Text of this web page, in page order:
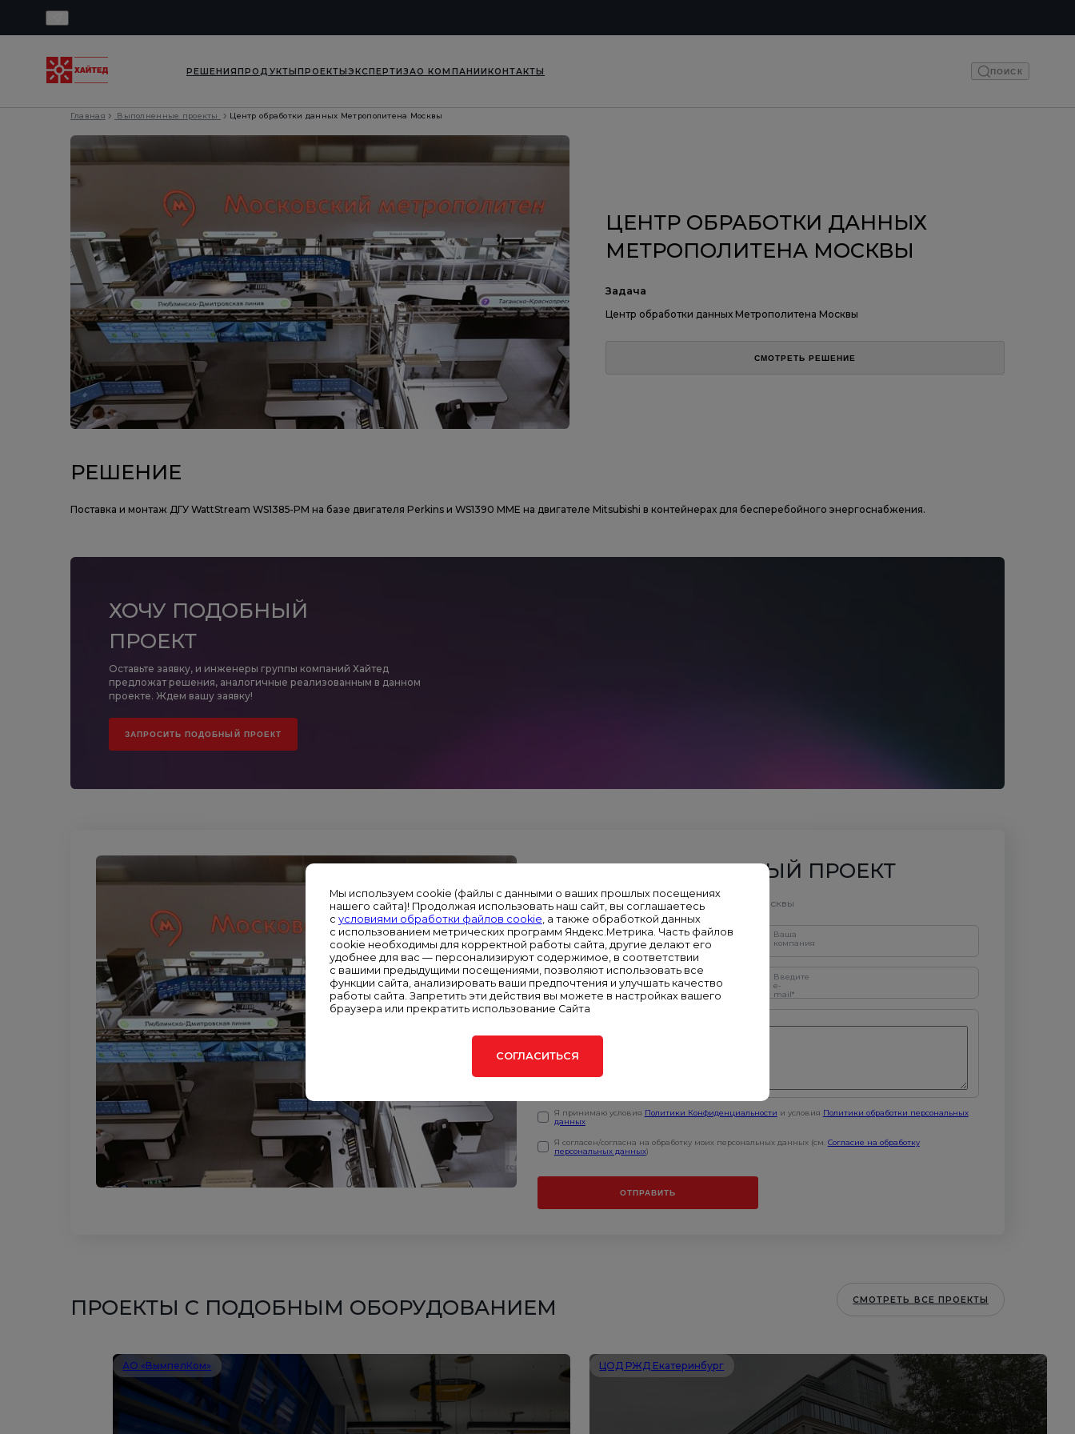
РЕШЕНИЯПРОДУКТЫПРОЕКТЫЭКСПЕРТИЗАО КОМПАНИИКОНТАКТЫ ПОИСК
Главная Выполненные проекты Центр обработки данных Метрополитена Москвы
ЦЕНТР ОБРАБОТКИ ДАННЫХ
МЕТРОПОЛИТЕНА МОСКВЫ
Задача
Центр обработки данных Метрополитена Москвы
СМОТРЕТЬ РЕШЕНИЕ
РЕШЕНИЕ
Поставка и монтаж ДГУ WattStream WS1385-PM на базе двигателя Perkins и WS1390 MME на двигателе Mitsubishi в контейнерах для бесперебойного энергоснабжения.
ХОЧУ ПОДОБНЫЙ
ПРОЕКТ
Оставьте заявку, и инженеры группы компаний Хайтед
предложат решения, аналогичные реализованным в данном
проекте. Ждем вашу заявку!
ЗАПРОСИТЬ ПОДОБНЫЙ ПРОЕКТ
ЗАЯВКА НА ПОДОБНЫЙ ПРОЕКТ
Центр обработки данных Метрополитена Москвы
Ваше
имя*
Ваша
компания
Введите
телефон*
Введите
e-
mail*
Я принимаю условия Политики Конфиденциальности и условия Политики обработки персональных
данных
Я согласен/согласна на обработку моих персональных данных (см. Согласие на обработку
персональных данных)
ОТПРАВИТЬ
ПРОЕКТЫ С ПОДОБНЫМ ОБОРУДОВАНИЕМ СМОТРЕТЬ ВСЕ ПРОЕКТЫ
АО «ВымпелКом» ЦОД РЖД Екатеринбург
Мы используем cookie (файлы с данными о ваших прошлых посещениях
нашего сайта)! Продолжая использовать наш сайт, вы соглашаетесь
с условиями обработки файлов cookie , а также обработкой данных
с использованием метрических программ Яндекс.Метрика. Часть файлов
cookie необходимы для корректной работы сайта, другие делают его
удобнее для вас — персонализируют содержимое, в соответствии
с вашими предыдущими посещениями, позволяют использовать все
функции сайта, анализировать ваши предпочтения и улучшать качество
работы сайта. Запретить эти действия вы можете в настройках вашего
браузера или прекратить использование Сайта
СОГЛАСИТЬСЯ